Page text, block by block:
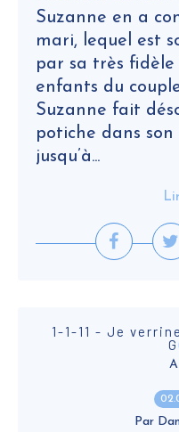
Suzanne en a
mari, lequel est
par sa très fidèle
enfants du
Suzanne fait
potiche dans
jusqu’à...
1-1-11 - Je
Par